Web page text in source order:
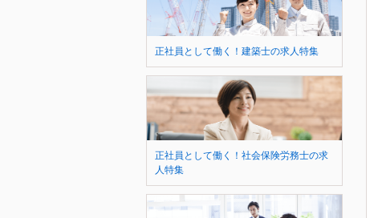
正社員として働く！建築士の求人特集
正社員として働く！社会保険労務士の求
人特集